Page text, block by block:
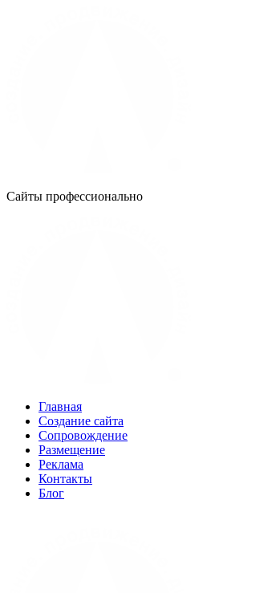
Сайты профессионально
Главная
Создание сайта
Сопровождение
Размещение
Реклама
Контакты
Блог